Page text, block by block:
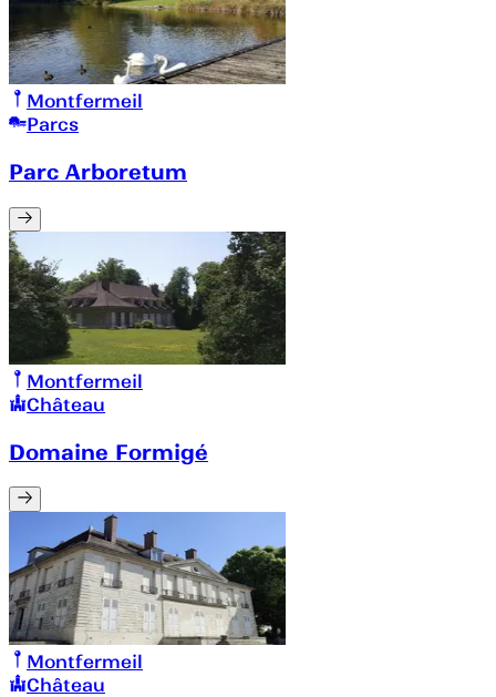
Montfermeil
Parcs
Parc Arboretum
Montfermeil
Château
Domaine Formigé
Montfermeil
Château